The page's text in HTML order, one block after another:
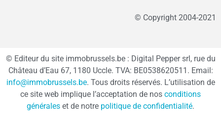
© Copyright 2004-2021
© Editeur du site immobrussels.be : Digital Pepper srl, rue du
Château d’Eau 67, 1180 Uccle. TVA: BE0538620511. Email:
info@immobrussels.be. Tous droits réservés. L’utilisation de
ce site web implique l’acceptation de nos conditions
générales et de notre politique de confidentialité.